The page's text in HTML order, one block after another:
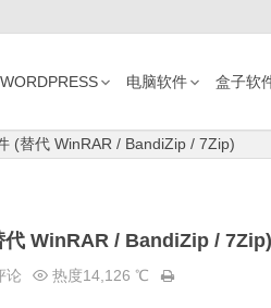
WORDPRESS 电脑软件 盒子软
(替代 WinRAR / BandiZip / 7Zip)
代 WinRAR / BandiZip / 7Zip)
论 热度14,126 ℃